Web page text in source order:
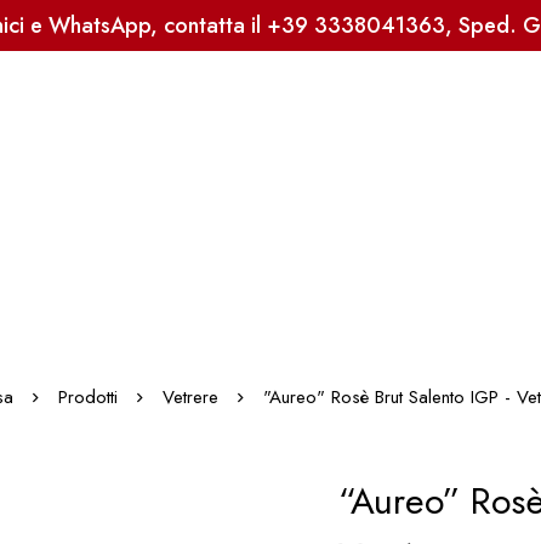
e WhatsApp, contatta il +39 3338041363, Sped.
Prodotti Vetrere "Aureo" Rosè Brut Salento IGP -
“Aureo”